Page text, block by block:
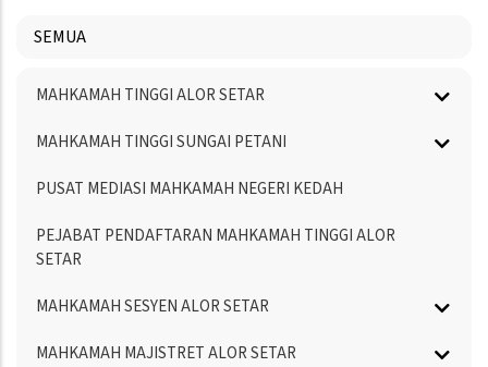
SEMUA
Menu
MAHKAMAH TINGGI ALOR SETAR
MAHKAMAH TINGGI SUNGAI PETANI
PUSAT MEDIASI MAHKAMAH NEGERI KEDAH
PEJABAT PENDAFTARAN MAHKAMAH TINGGI ALOR
SETAR
MAHKAMAH SESYEN ALOR SETAR
MAHKAMAH MAJISTRET ALOR SETAR